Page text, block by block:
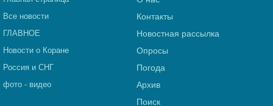
Все новости
ГЛАВНОЕ
Новости о Коране
Россия и СНГ
фото - видео
Контакты
Новостная рассылка
Опросы
Погода
Архив
Поиск